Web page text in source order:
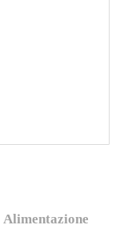
Alimentazione